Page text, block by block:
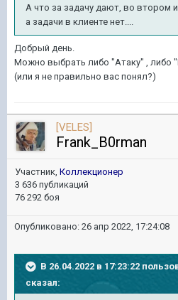
А что за задачу дают, во втором
а задачи в клиенте нет....
Добрый день.
Можно выбрать либо "Атаку" , либо
(или я не правильно вас понял?)
[VELES]
Frank_B0rman
Участник, Коллекционер
3 636 публикаций
76 292 боя
Опубликовано: 26 апр 2022, 17:24:08
В 26.04.2022 в 17:23:22
сказал: